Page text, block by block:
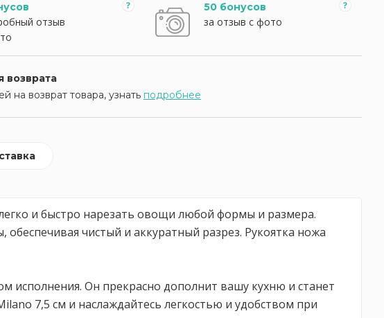
отзыв
50 бонусов
за отзыв с фото
возврата
на возврат товара, узнать подробнее
и быстро нарезать овощи любой формы и размера.
чистый и аккуратный разрез. Рукоятка ножа
исполнения. Он прекрасно дополнит вашу кухню и станет
7,5 см и наслаждайтесь легкостью и удобством при